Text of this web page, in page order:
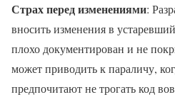
Страх перед изменениями:
вносить изменения в
плохо документирован и не
может приводить к параличу,
предпочитают не трогать код